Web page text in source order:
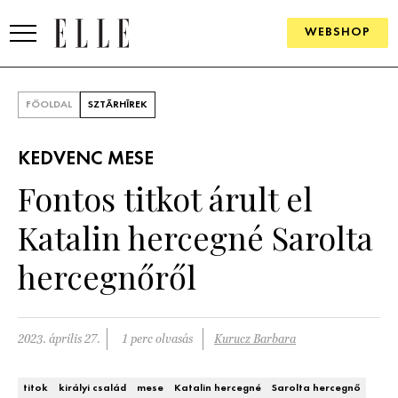
WEBSHOP
SZÉPSÉG
ÉLETMÓD
PÁRKAPCSOLAT
FŐOLDAL SZTÁRHÍREK
KEDVENC MESE
Fontos titkot árult el
Katalin hercegné Sarolta
hercegnőről
2023. április 27. 1 perc olvasás Kurucz Barbara
titok királyi család mese Katalin hercegné Sarolta hercegnő